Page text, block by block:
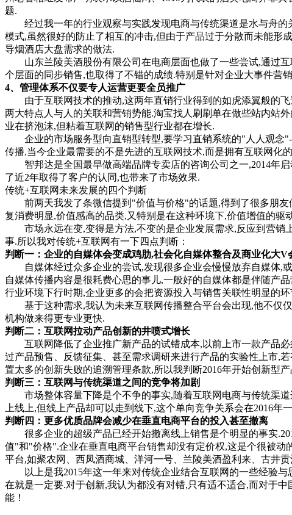
题.
经过我一年的行业观察与实践发现电商与传统渠道是水与舟的
模式,虽然很好的防止了相互的冲击,但由于产品过于分散而未能形
导烟酒店大盘需求的做法.
山东兰陵美酒股份有限公司在电商层面也做了一些尝试,通过互
个层面的同步销售,也取得了不错的成绩.特别是针对企业大事件营
4、管理体系不仅要专人运营更要全员推广
由于互联网技术的推动,这两年直销行业得到的如虎添翼般的飞
两大特点人与人的关联和营销势能.淘宝找人刷刷单在做些站内站
业在挤泡沫,但粘着互联网的销售型行业都在增长.
企业的市场服务型向直销型转型,要学习直销系统的"人人观念
传播,当今企业最需要的不是先进的互联网技术,而是拥有互联网化
智邦达是全国最早做高端品牌专卖店的咨询公司之一,2014年启
了近2年取得了客户的认同,也带来了市场效果.
传统+互联网未来发展的四个判断
前两天我发了条微信提到"价值与价格"的话题,得到了很多朋友
复消费明显,价值感高的品类,又特别是在这种环境下,价值增值的
市场永远在变,变得是方法,不变的是企业发展需求,反应到营销
事.所以我对传统+互联网有一下四点判断：
判断一：企业的自媒体会变成鸡肋,社会化自媒体整合及商业化大V
自媒体经过众多企业的尝试,发现很多企业会慢慢放弃自媒体,或
自媒体传播内容是很耗费心思的事儿,一般好的自媒体都是伴随产
行业环境下行时期,企业更多的会把资源投入与销售关联性明显的环
基于这种需求,我认为未来互联网传播整合平台会出现,他不仅仅
机构做来得更专业更快.
判断二：互联网拉动产品创新的井喷式增长
互联网降低了企业推广新产品的试错成本,以前上市一款产品必
过产品预售、反馈征集、甚至需求调研来进行产品的实验性上市,
置太多的创新失败的追溯管理条款,所以我判断2016年开始创新型
判断三：互联网与传统渠道之间的竞争将加剧
市场整体容量下降是个不争的事实,随着互联网电商与传统渠道
上线上,但线上产品却可以走到线下,这个单向竞争关系会在2016年
判断四：更多优质品牌会减少在垂直电商平台的投入甚至撤离
很多企业的超级产品已经开始撤离线上销售是个明显的事实
值"和"价格".企业在垂直电商平台销售却没有定价权,这是个很被
平台,如聚农网、西凤酒商城、洋河一号、兰陵美酒盈利来、古井
以上是我2015年这一年来对传统企业结合互联网的一些经验与
在就是一定要.对于创新,我认为都没有对错,只有适不适合,而对于
能！